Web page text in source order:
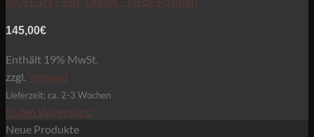
145,00€
Enthält 19% MwSt.
zzgl.Versand
Lieferzeit: ca. 2-3 Wochen
In den Warenkorb
Neue Produkte